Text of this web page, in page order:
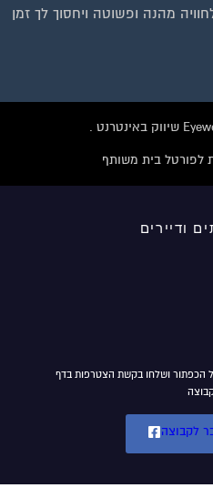
מהנה ופשוטה ויחסוך לך זמן
לפורטל בית משותף
ודיירים
הכפתור ושלחו בקשת הצטרפות בדף
לקבוצה